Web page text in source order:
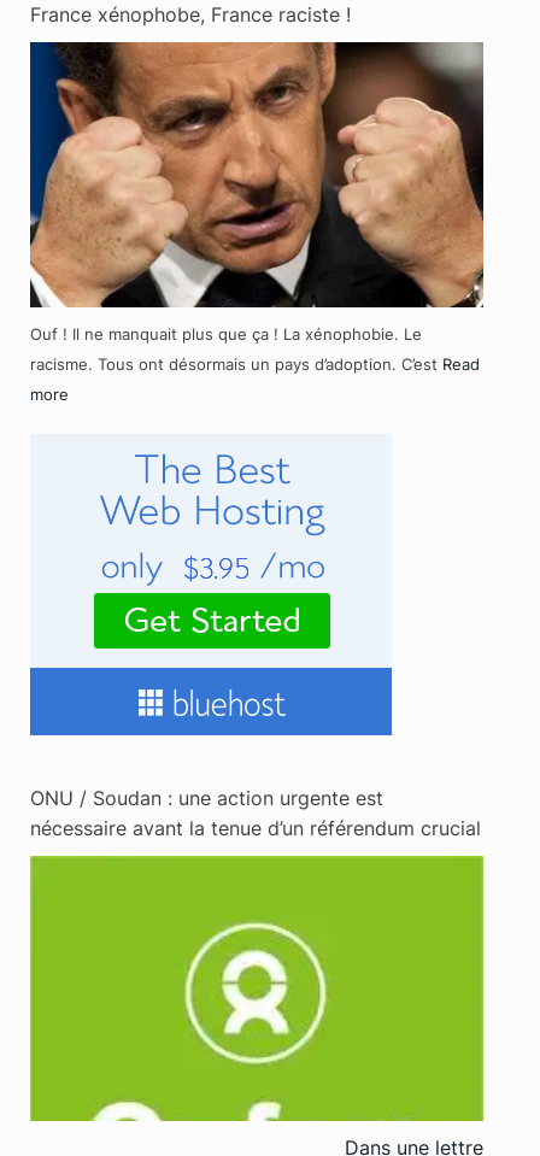
France xénophobe, France raciste !
Ouf ! Il ne manquait plus que ça ! La xénophobie. Le
racisme. Tous ont désormais un pays d’adoption. C’est Read
more
ONU / Soudan : une action urgente est
nécessaire avant la tenue d’un référendum crucial
Dans une lettre